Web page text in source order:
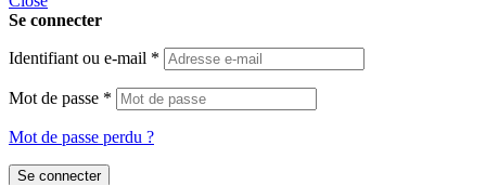
Se connecter
Identifiant ou e-mail *
Mot de passe *
Mot de passe perdu ?
Se connecter